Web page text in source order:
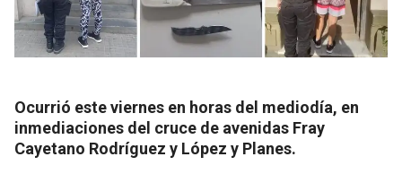
Ocurrió este viernes en horas del mediodía, en
inmediaciones del cruce de avenidas Fray
Cayetano Rodríguez y López y Planes.